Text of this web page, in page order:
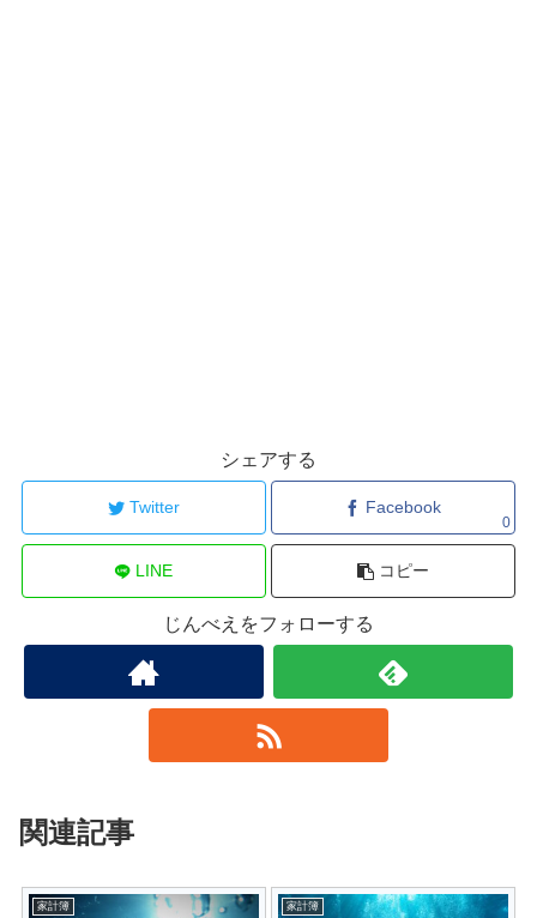
シェアする
Twitter Facebook
0
LINE コピー
じんべえをフォローする
関連記事
家計簿 家計簿